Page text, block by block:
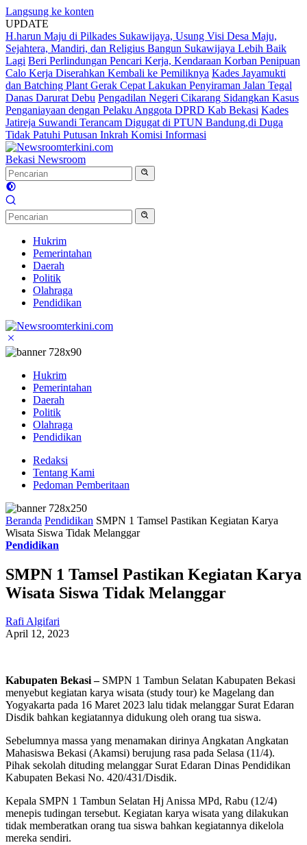
Langsung ke konten
UPDATE
H.harun Maju di Pilkades Sukawijaya, Usung Visi Desa Maju,
Sejahtera, Mandiri, dan Religius Bangun Sukawijaya Lebih Baik
Lagi Beri Perlindungan Pencari Kerja, Kendaraan Korban Penipuan
Calo Kerja Diserahkan Kembali ke Pemiliknya Kades Jayamukti
dan Batching Plant Gerak Cepat Lakukan Penyiraman Jalan Tegal
Danas Darurat Debu Pengadilan Negeri Cikarang Sidangkan Kasus
Penganiayaan dengan Pelaku Anggota DPRD Kab Bekasi Kades
Jatireja Suwandi Terancam Digugat di PTUN Bandung,di Duga
Tidak Patuhi Putusan Inkrah Komisi Informasi
Bekasi Newsroom
Hukrim
Pemerintahan
Daerah
Politik
Olahraga
Pendidikan
Hukrim
Pemerintahan
Daerah
Politik
Olahraga
Pendidikan
Redaksi
Tentang Kami
Pedoman Pemberitaan
Beranda Pendidikan SMPN 1 Tamsel Pastikan Kegiatan Karya
Wisata Siswa Tidak Melanggar
Pendidikan
SMPN 1 Tamsel Pastikan Kegiatan Karya
Wisata Siswa Tidak Melanggar
Rafi Algifari
April 12, 2023
Kabupaten Bekasi –SMPN 1 Tambun Selatan Kabupaten Bekasi
menyebut kegiatan karya wisata (study tour) ke Magelang dan
Yogyakarta pada 16 Maret 2023 lalu tidak melanggar Surat Edaran
Disdik bahkan kegiatannya didukung oleh orang tua siswa.
Sebelumnya massa yang menamakan dirinya Angkatan Angkatan
Mahasiswa Bekasi (Akamsi) berujung rasa pada Selasa (11/4).
Pihak sekolah dituding melanggar Surat Edaran Dinas Pendidikan
Kabupaten Bekasi No. 420/431/Disdik.
Kepala SMPN 1 Tambun Selatan Hj Anissa MPd, Rabu (12/4)
menepis tudingan tersebut. Kegiatan karya wisata yang dilakukan
tidak memberatkan orang tua siswa bahkan kegiatannya dikelola
mereka sendiri.